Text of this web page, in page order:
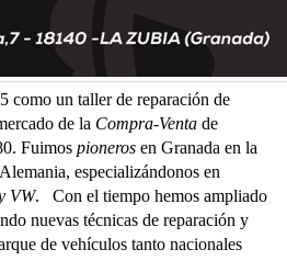
como un taller de reparación de
de la Compra-Venta de
Fuimos pioneros en Granada en la
especializándonos en
VW. Con el tiempo hemos ampliado
nuevas técnicas de reparación y
de vehículos tanto nacionales